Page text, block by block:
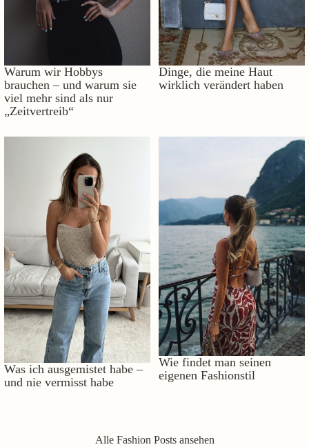
Warum wir Hobbys
brauchen – und warum sie
viel mehr sind als nur
„Zeitvertreib“
Dinge, die meine Haut
wirklich verändert haben
Was ich ausgemistet habe –
und nie vermisst habe
Wie findet man seinen
eigenen Fashionstil
Alle Fashion Posts ansehen